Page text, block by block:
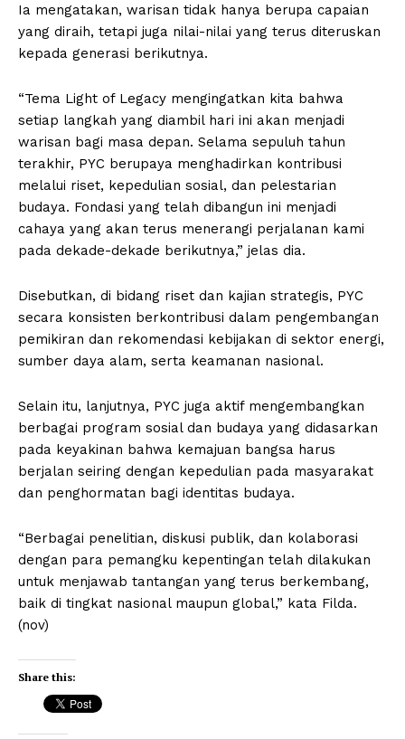
Ia mengatakan, warisan tidak hanya berupa capaian
yang diraih, tetapi juga nilai-nilai yang terus diteruskan
kepada generasi berikutnya.
“Tema Light of Legacy mengingatkan kita bahwa
setiap langkah yang diambil hari ini akan menjadi
warisan bagi masa depan. Selama sepuluh tahun
terakhir, PYC berupaya menghadirkan kontribusi
melalui riset, kepedulian sosial, dan pelestarian
budaya. Fondasi yang telah dibangun ini menjadi
cahaya yang akan terus menerangi perjalanan kami
pada dekade-dekade berikutnya,” jelas dia.
Disebutkan, di bidang riset dan kajian strategis, PYC
secara konsisten berkontribusi dalam pengembangan
pemikiran dan rekomendasi kebijakan di sektor energi,
sumber daya alam, serta keamanan nasional.
Selain itu, lanjutnya, PYC juga aktif mengembangkan
berbagai program sosial dan budaya yang didasarkan
pada keyakinan bahwa kemajuan bangsa harus
berjalan seiring dengan kepedulian pada masyarakat
dan penghormatan bagi identitas budaya.
“Berbagai penelitian, diskusi publik, dan kolaborasi
dengan para pemangku kepentingan telah dilakukan
untuk menjawab tantangan yang terus berkembang,
baik di tingkat nasional maupun global,” kata Filda.
(nov)
Share this: